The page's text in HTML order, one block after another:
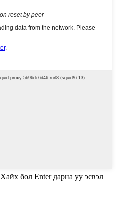
Хайх бол Enter дарна уу эсвэл